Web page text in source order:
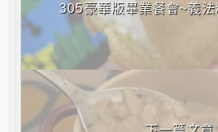
305豪華版畢業餐會~義